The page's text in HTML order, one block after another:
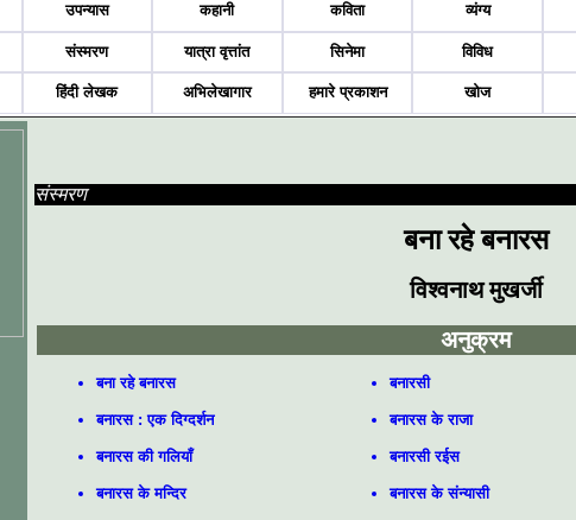
उपन्यास कहानी कविता व्यंग्य
संस्मरण यात्रा वृत्तांत सिनेमा विविध
हिंदी लेखक अभिलेखागार हमारे प्रकाशन खोज
संस्मरण
बना रहे बनारस
विश्वनाथ मुखर्जी
अनुक्रम
बना रहे बनारस
बनारस : एक दिग्दर्शन
बनारस की गलियाँ
बनारस के मन्दिर
बनारसी
बनारस के राजा
बनारसी रईस
बनारस के संन्यासी